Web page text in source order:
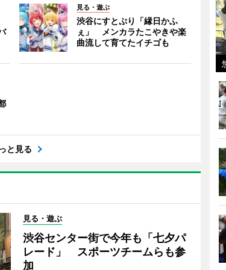
見る・遊ぶ
渋谷にすとぷり「縁日かふ
ぇ」 メンカラたこやきや楽
曲流して育てたイチゴも
と見る
見る・遊ぶ
渋谷センター街で今年も「七夕パ
レード」 スポーツチームらも参
加